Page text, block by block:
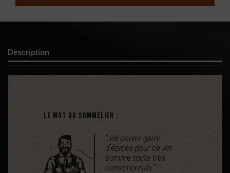
Description
Le mot du sommelier :
"Joli panier garni
d'épices pour ce vin
somme toute très
contemporain."